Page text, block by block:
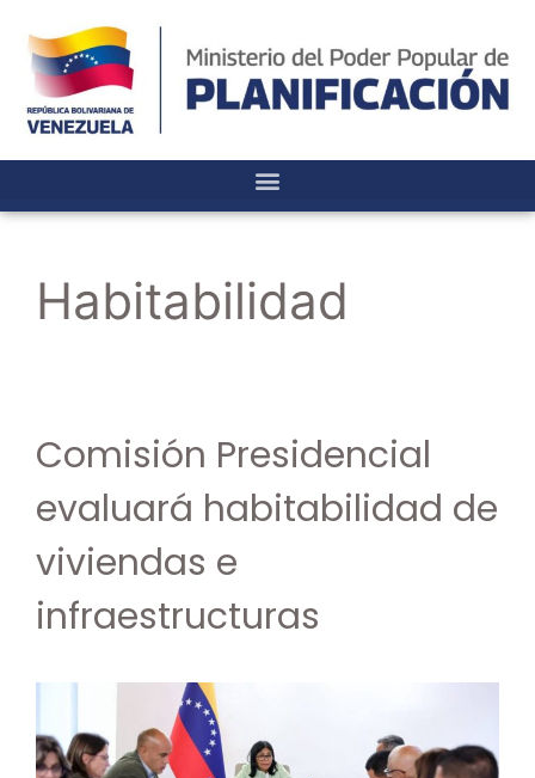
Habitabilidad
Comisión Presidencial
evaluará habitabilidad de
viviendas e
infraestructuras